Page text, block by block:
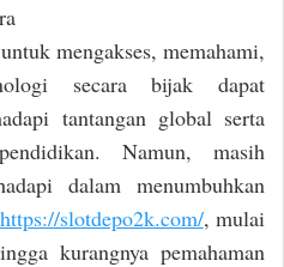
mengakses, memahami,
secara bijak dapat
tantangan global serta
Namun, masih
dalam menumbuhkan
https://slotdepo2k.com/, mulai
kurangnya pemahaman